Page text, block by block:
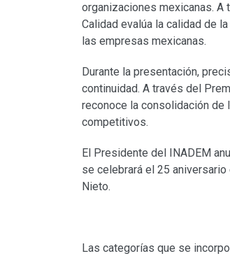
organizaciones mexicanas. A
Calidad evalúa la calidad de
las empresas mexicanas.
Durante la presentación,
continuidad. A través del
reconoce la consolidación
competitivos.
El Presidente del INADEM
se celebrará el 25
Nieto.
Las categorías que se